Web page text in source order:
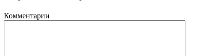
Комментарии